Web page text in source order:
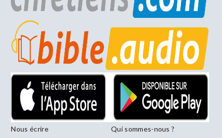
Nous écrire
Qui sommes-nous ?